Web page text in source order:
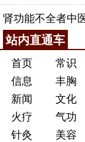
肾功能不全者中
站内直通车
首页 常识
信息
丰胸
新闻
文化
火疗
气功
针灸
美容